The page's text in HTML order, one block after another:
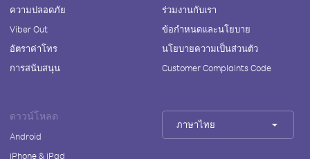
ความปลอดภัย
Viber Out
อัตราค่าโทร
การสนับสนุน
ร่วมงานกับเรา
ข้อกำหนดและนโยบาย
นโยบายความเป็นส่วนตัว
Customer Complaints Code
ดาวน์โหลด
Android
iPhone & iPad
ภาษาไทย